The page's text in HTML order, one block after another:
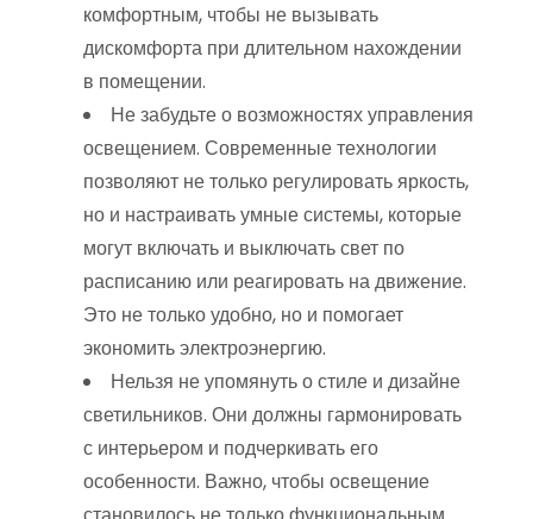
комфортным, чтобы не вызывать
дискомфорта при длительном нахождении
в помещении.
Не забудьте о возможностях управления
освещением. Современные технологии
позволяют не только регулировать яркость,
но и настраивать умные системы, которые
могут включать и выключать свет по
расписанию или реагировать на движение.
Это не только удобно, но и помогает
экономить электроэнергию.
Нельзя не упомянуть о стиле и дизайне
светильников. Они должны гармонировать
с интерьером и подчеркивать его
особенности. Важно, чтобы освещение